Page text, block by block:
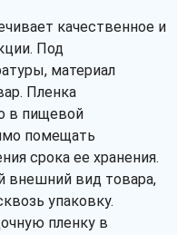
качественное и
Под
материал
Пленка
в пищевой
помещать
срока ее хранения.
внешний вид товара,
упаковку.
пленку в